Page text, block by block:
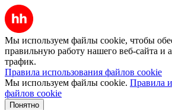
Мы используем файлы cookie, чтобы
правильную работу нашего веб-сайта и
трафик.
Правила использования файлов cookie
Мы используем файлы cookie. Правила
файлов cookie
Понятно